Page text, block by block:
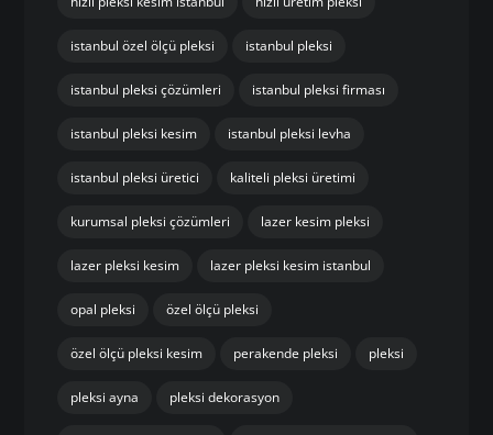
Uncategorized
akrilik levha çözümleri akrilik pleksi
aynı gün pleksi kesim cnc pleksi kesim
cnc pleksi kesim istanbul cnc pleksi uygulamaları
dayanıklı pleksi levha
endüstriyel pleksi uygulamaları
hızlı pleksi kesim istanbul hızlı üretim pleksi
istanbul özel ölçü pleksi istanbul pleksi
istanbul pleksi çözümleri istanbul pleksi firması
istanbul pleksi kesim istanbul pleksi levha